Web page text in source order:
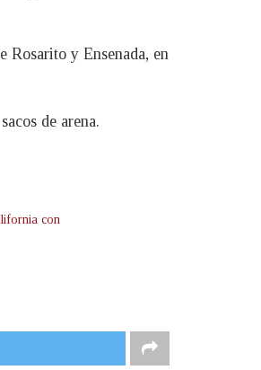
Rosarito y Ensenada, en
de arena.
con